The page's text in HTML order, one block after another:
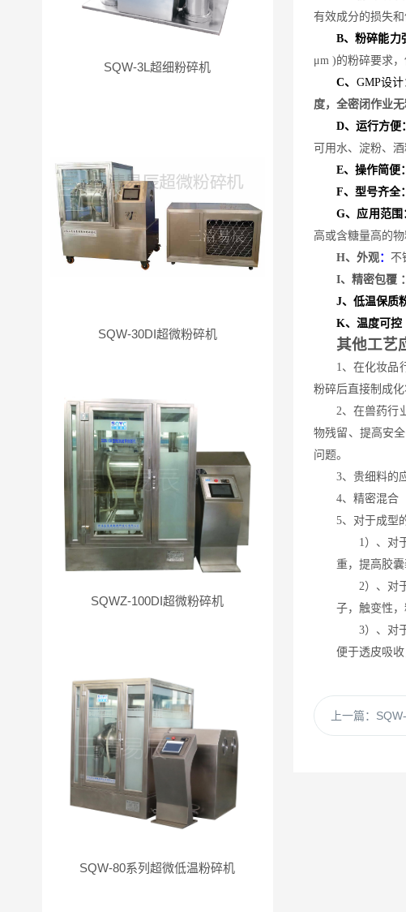
有效成分的损失和
B、粉碎能力
μm )的粉碎要求，
C、 GMP设计
度，全密闭作业
D、运行方便：
可用水、淀粉、
E、操作简便：
F、型号齐全：
G、应用范围
高或含糖量高的物
H、外观： 不
I、 精密包覆 ：
J、 低温保质
K、温度可控
其他工艺
1、在化妆品
粉碎后直接制成化
2、在兽药行
物残留、提高安
问题。
3、贵细料的
4、精密混合
5、对于成型
1）、对
重，提高胶囊
2）、对
子，触变性，
3）、对
便于透皮吸收
上一篇：
SQW-3L超细粉碎机
SQW-30DI超微粉碎机
SQWZ-100DI超微粉碎机
SQW-80系列超微低温粉碎机